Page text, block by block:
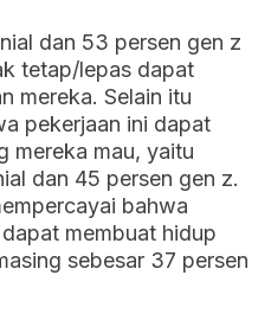
dan 53 persen gen z
tetap/lepas dapat
mereka. Selain itu
pekerjaan ini dapat
mereka mau, yaitu
dan 45 persen gen z.
bahwa
membuat hidup
sebesar 37 persen